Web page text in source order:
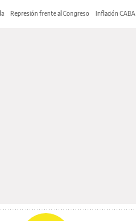
Represión frente al Congreso Inflación CABA